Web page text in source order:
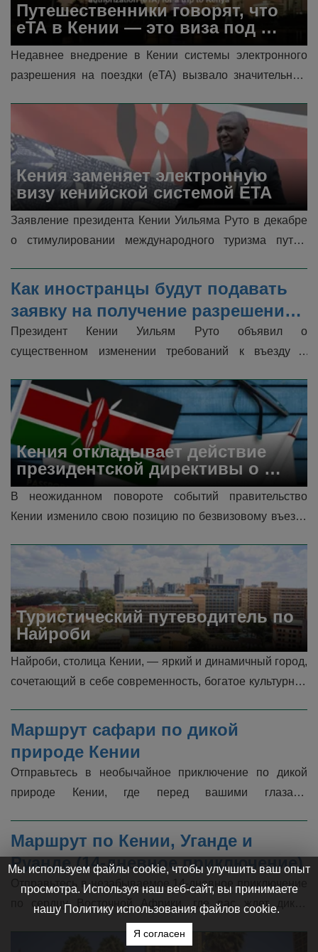
Путешественники говорят, что
eTA в Кении — это виза под
другим названием
Недавнее внедрение в Кении системы электронного
разрешения на поездки (eTA) вызвало значительные
туристического и гостин�...
Кения заменяет электронную
визу кенийской системой ETA
Заявление президента Кении Уильяма Руто в декабре
о стимулировании международного туризма путем
стало значительным шагом по...
Как иностранцы будут подавать
заявку на получение разрешения
на въезд в Кению перед
посещением (безвизовая Кения)
Президент Кении Уильям Руто объявил о
существенном изменении требований к въезду в
традиционных визовых требований и вводи...
Кения откладывает действие
президентской директивы о
безвизовом въезде для
посетителей со всего мира
В неожиданном повороте событий правительство
Кении изменило свою позицию по безвизовому въезду
меняет ландшафт путешестви...
Туристический путеводитель по
Найроби
Найроби, столица Кении, — яркий и динамичный город,
сочетающий в себе современность, богатое культурное
достопримечательности. Любите ли �...
Маршрут сафари по дикой
природе Кении
Отправьтесь в необычайное приключение по дикой
природе Кении, где перед вашими глазами
природы.  От громоподобных копыт антило...
Маршрут по Кении, Уганде и
Руанде (14-дневное приключение)
Отправьтесь в незабываемое 14-дневное приключение
по сердцу Восточной Африки, где вас ждет дикая
красота Кении, Уганды и Руанды.  Этот маршрут
предлагает бесшовное сочетани...
Мы используем файлы cookie, чтобы улучшить ваш опыт
просмотра. Используя наш веб-сайт, вы принимаете
нашу Политику использования файлов cookie.
Я согласен